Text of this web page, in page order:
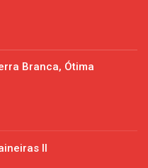
Branca, Ótima
II